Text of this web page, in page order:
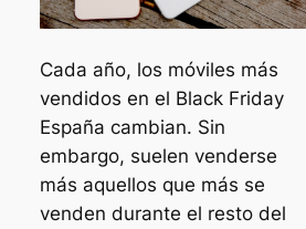
Cada año, los móviles más
vendidos en el Black Friday
España cambian. Sin
embargo, suelen venderse
más aquellos que más se
venden durante el resto del